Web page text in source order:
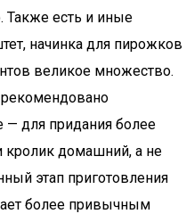
Также есть и иные
начинка для пирожков
великое множество.
для придания более
кролик домашний, а не
этап приготовления
более привычным